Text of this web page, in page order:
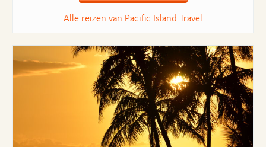
Alle reizen van Pacific Island Travel